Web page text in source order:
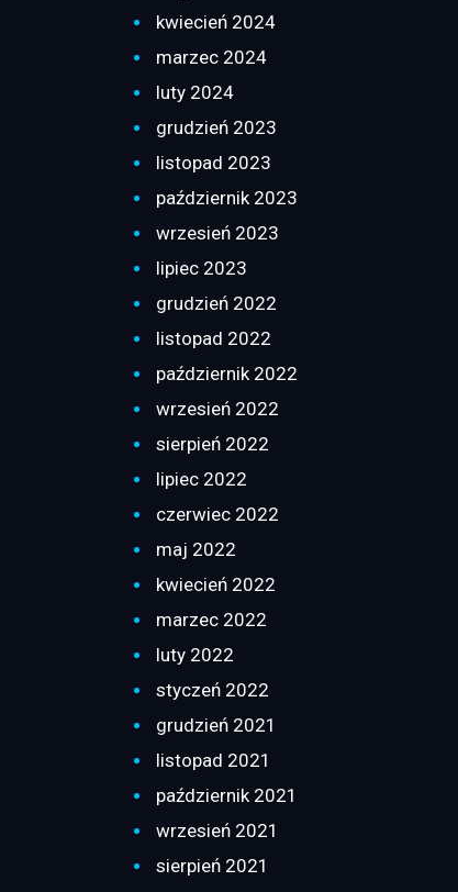
kwiecień 2024
marzec 2024
luty 2024
grudzień 2023
listopad 2023
październik 2023
wrzesień 2023
lipiec 2023
grudzień 2022
listopad 2022
październik 2022
wrzesień 2022
sierpień 2022
lipiec 2022
czerwiec 2022
maj 2022
kwiecień 2022
marzec 2022
luty 2022
styczeń 2022
grudzień 2021
listopad 2021
październik 2021
wrzesień 2021
sierpień 2021